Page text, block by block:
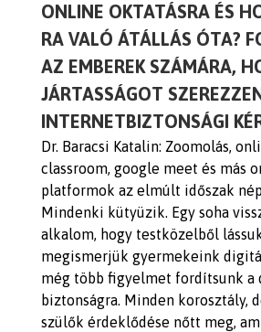
ONLINE OKTATÁSRA ÉS
RA VALÓ ÁTÁLLÁS ÓTA?
AZ EMBEREK SZÁMÁRA,
JÁRTASSÁGOT
INTERNETBIZTONSÁGI
Dr. Baracsi Katalin: Zoomolás,
classroom, google meet és más
platformok az elmúlt időszak
Mindenki kütyüzik. Egy soha
alkalom, hogy testközelből
megismerjük gyermekeink
még több figyelmet fordítsunk a
biztonságra. Minden korosztály,
szülők érdeklődése nőtt meg,